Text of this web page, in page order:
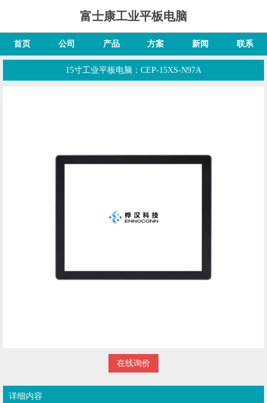
富士康工业平板电脑
首页 公司 产品 方案 新闻 联系
15寸工业平板电脑：CEP-15XS-N97A
在线询价
详细内容